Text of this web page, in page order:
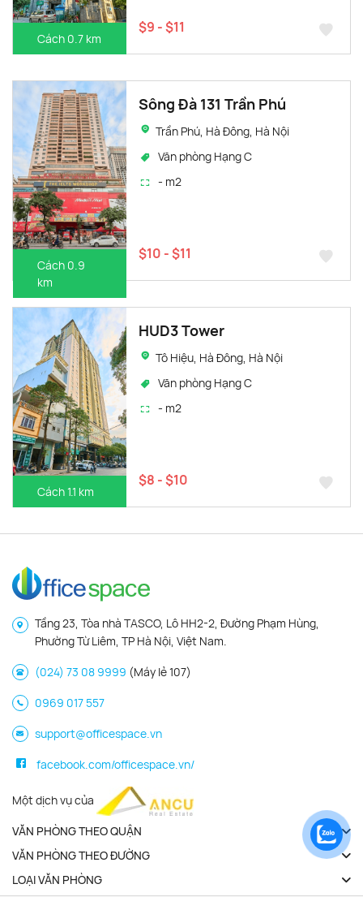
Cách 0.7 km
$9 - $11
Cách 0.9
km
Sông Đà 131 Trần Phú
Trần Phú, Hà Đông, Hà Nội
Văn phòng Hạng C
- m2
$10 - $11
Cách 1.1 km
HUD3 Tower
Tô Hiệu, Hà Đông, Hà Nội
Văn phòng Hạng C
- m2
$8 - $10
Tầng 23, Tòa nhà TASCO, Lô HH2-2, Đường Phạm Hùng,
Phường Từ Liêm, TP Hà Nội, Việt Nam.
(024) 73 08 9999 (Máy lẻ 107)
0969 017 557
support@officespace.vn
facebook.com/officespace.vn/
Một dịch vụ của
VĂN PHÒNG THEO QUẬN
VĂN PHÒNG THEO ĐƯỜNG
LOẠI VĂN PHÒNG